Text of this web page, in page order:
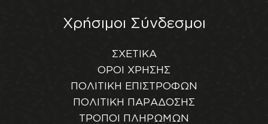
Χρήσιμοι Σύνδεσμοι
ΣΧΕΤΙΚΑ
ΟΡΟΙ ΧΡΗΣΗΣ
ΠΟΛΙΤΙΚΗ ΕΠΙΣΤΡΟΦΩΝ
ΠΟΛΙΤΙΚΗ ΠΑΡΑΔΟΣΗΣ
ΤΡΟΠΟΙ ΠΛΗΡΩΜΩΝ